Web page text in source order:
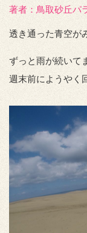
著者：️鳥取砂丘パ
透き通った青空が
ずっと雨が続いて
週末前にようやく